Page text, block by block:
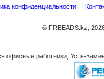
конфиденциальности
© FREEADS.kz,
офисные работники, Усть-